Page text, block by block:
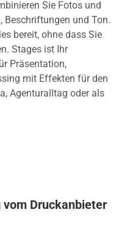
Sie Fotos und
Beschriftungen und Ton.
bereit, ohne dass Sie
Stages ist Ihr
Präsentation,
mit Effekten für den
Agenturalltag oder als
Druckanbieter